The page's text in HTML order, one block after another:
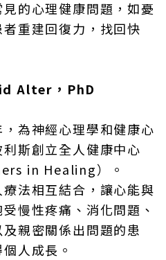
的心理健康問題，如憂
重建回復力，找回快
Alter，PhD
為神經心理學和健康心
斯創立全人健康中心
in Healing）。
法相互結合，讓心能與
慢性疼痛、消化問題、
親密關係出問題的患
人成長。